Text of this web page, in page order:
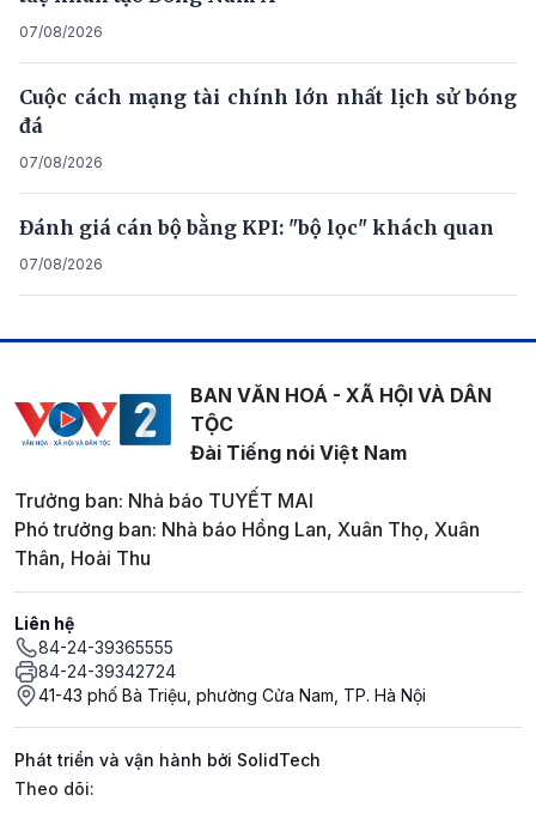
07/08/2026
Cuộc cách mạng tài chính lớn nhất lịch sử bóng
đá
07/08/2026
Đánh giá cán bộ bằng KPI: "bộ lọc" khách quan
07/08/2026
BAN VĂN HOÁ - XÃ HỘI VÀ DÂN
TỘC
Đài Tiếng nói Việt Nam
Trưởng ban: Nhà báo TUYẾT MAI
Phó trưởng ban: Nhà báo Hồng Lan, Xuân Thọ, Xuân
Thân, Hoài Thu
Liên hệ
84-24-39365555
84-24-39342724
41-43 phố Bà Triệu, phường Cửa Nam, TP. Hà Nội
Phát triển và vận hành bởi SolidTech
Mạng xã hội
Theo dõi: